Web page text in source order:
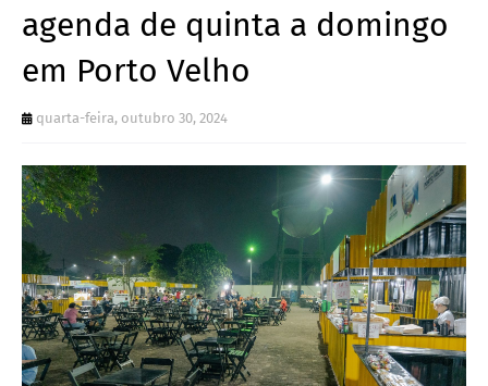
agenda de quinta a domingo
em Porto Velho
quarta-feira, outubro 30, 2024